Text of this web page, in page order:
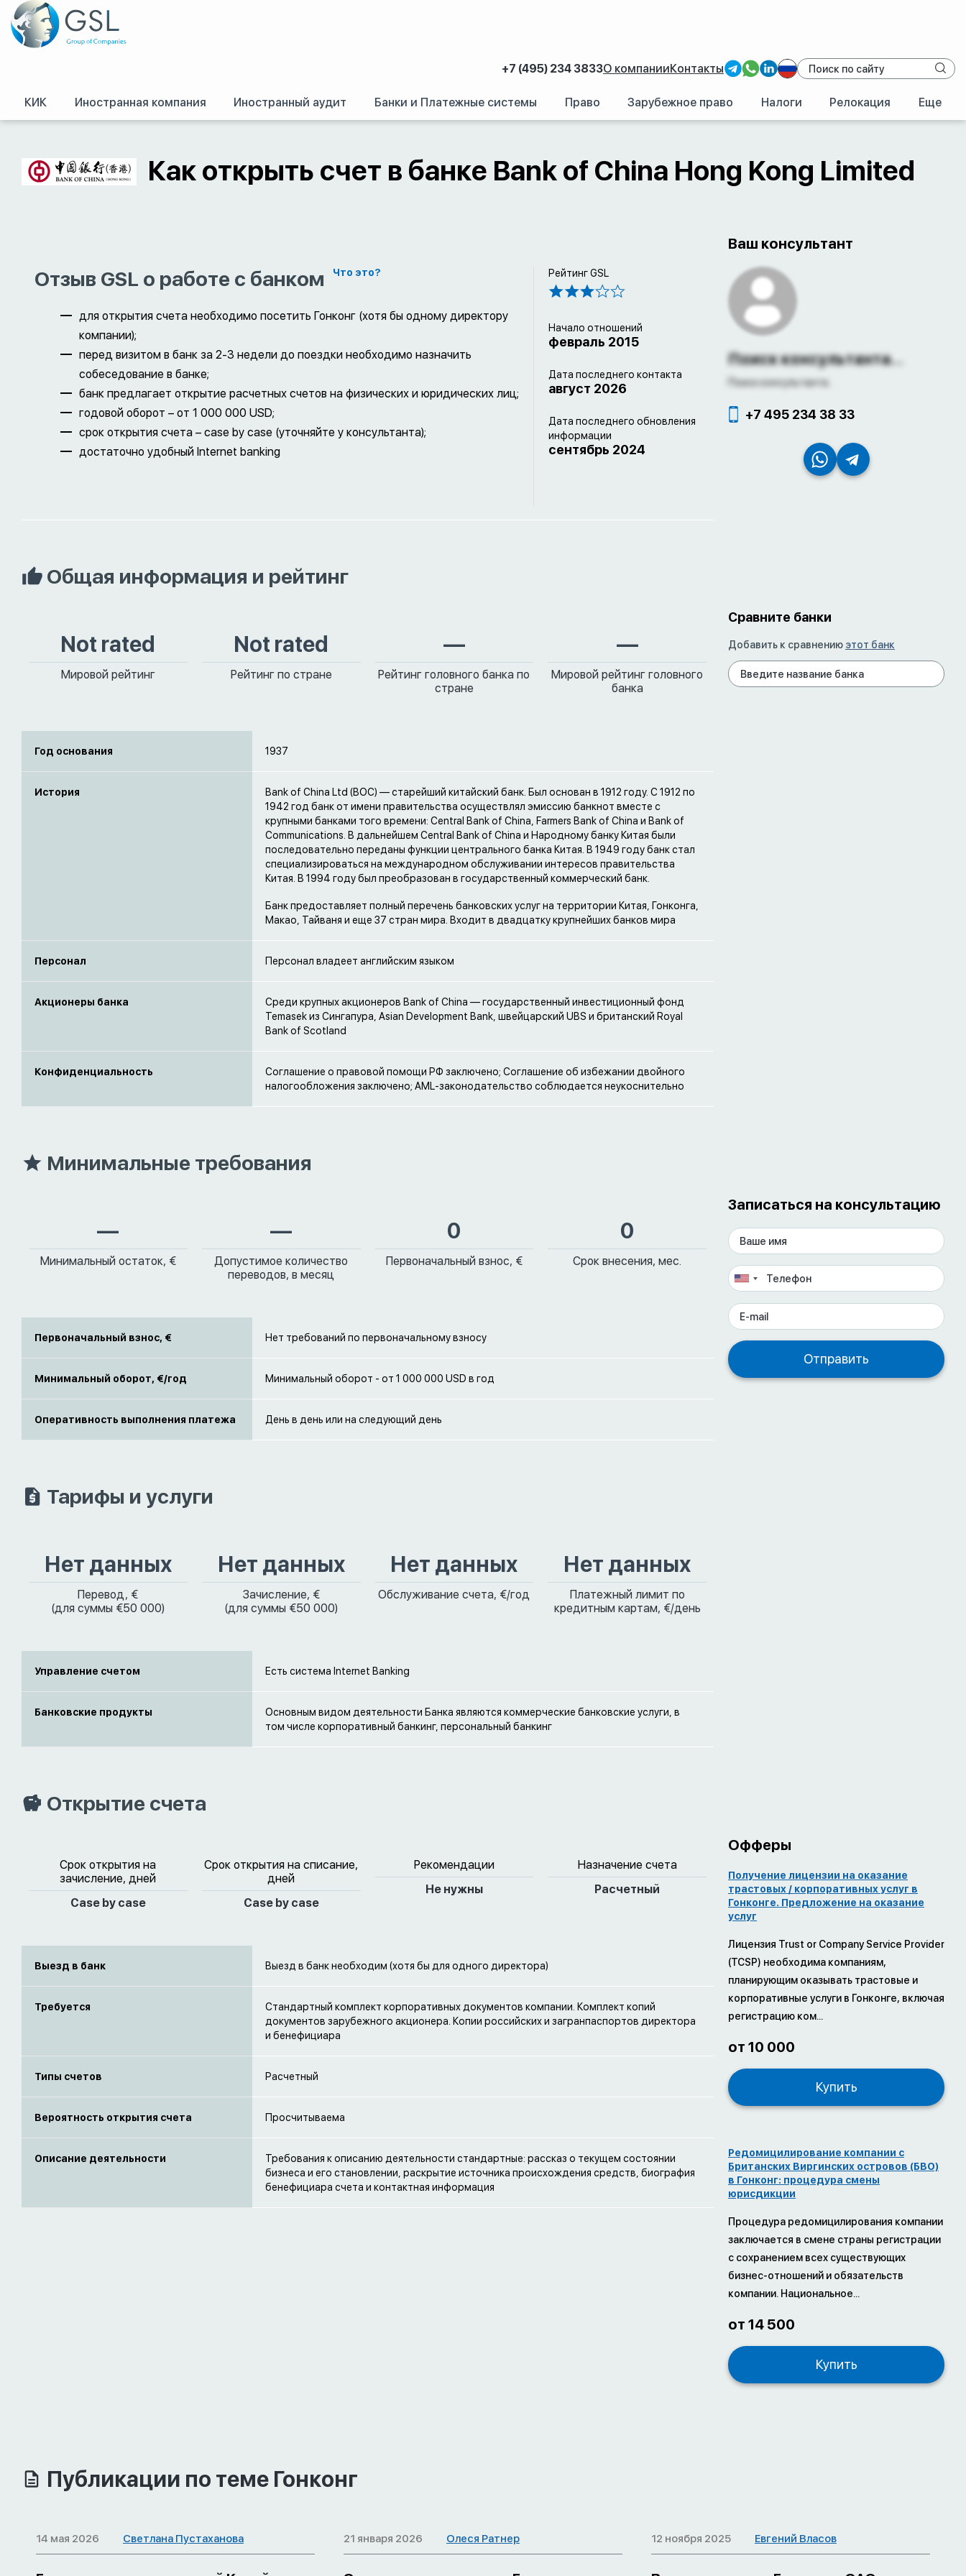
+7 (495) 234 3833О компанииКонтакты
КИК Иностранная компания Иностранный аудит Банки и Платежные системы Право Зарубежное право Налоги Релокация Еще
GSL/Оффшоры и международное право. Регистрация оффшорных компаний. Счет в иностранном банке: Как открыть банковский счет за рубежом/Гонконг/Bank of China Hong Kong Limited
Как открыть счет в банке Bank of China Hong Kong Limited
Отзыв GSL о работе с банком Что это?
для открытия счета необходимо посетить Гонконг (хотя бы одному директору
компании);
перед визитом в банк за 2-3 недели до поездки необходимо назначить
собеседование в банке;
банк предлагает открытие расчетных счетов на физических и юридических лиц;
годовой оборот – от 1 000 000 USD;
срок открытия счета – case by case (уточняйте у консультанта);
достаточно удобный Internet banking
Рейтинг GSL
Начало отношений
февраль 2015
Дата последнего контакта
август 2026
Дата последнего обновления
информации
сентябрь 2024
Ваш консультант
Поиск консультанта...
Поиск консультанта...
+7 495 234 38 33
Общая информация и рейтинг
Not rated
Мировой рейтинг
Not rated
Рейтинг по стране
—
Рейтинг головного банка по
стране
—
Мировой рейтинг головного
банка
Год основания 1937
История
Bank of China Ltd (BOC) — старейший китайский банк. Был основан в 1912 году. С 1912 по
1942 год банк от имени правительства осуществлял эмиссию банкнот вместе с
крупными банками того времени: Central Bank of China, Farmers Bank of China и Bank of
Communications. В дальнейшем Central Bank of China и Народному банку Китая были
последовательно переданы функции центрального банка Китая. В 1949 году банк стал
специализироваться на международном обслуживании интересов правительства
Китая. В 1994 году был преобразован в государственный коммерческий банк.
Банк предоставляет полный перечень банковских услуг на территории Китая, Гонконга,
Макао, Тайваня и еще 37 стран мира. Входит в двадцатку крупнейших банков мира
Персонал Персонал владеет английским языком
Акционеры банка
Среди крупных акционеров Bank of China — государственный инвестиционный фонд
Temasek из Сингапура, Asian Development Bank, швейцарский UBS и британский Royal
Bank of Scotland
Конфиденциальность
Соглашение о правовой помощи РФ заключено; Соглашение об избежании двойного
налогообложения заключено; AML-законодательство соблюдается неукоснительно
Сравните банки
Добавить к сравнению этот банк
Минимальные требования
—
Минимальный остаток, €
—
Допустимое количество
переводов, в месяц
0
Первоначальный взнос, €
0
Срок внесения, мес.
Первоначальный взнос, € Нет требований по первоначальному взносу
Минимальный оборот, €/год Минимальный оборот - от 1 000 000 USD в год
Оперативность выполнения платежа День в день или на следующий день
Записаться на консультацию
Тарифы и услуги
Нет данных
Перевод, €
(для суммы €50 000)
Нет данных
Зачисление, €
(для суммы €50 000)
Нет данных
Обслуживание счета, €/год
Нет данных
Платежный лимит по
кредитным картам, €/день
Управление счетом Есть система Internet Banking
Банковские продукты
Основным видом деятельности Банка являются коммерческие банковские услуги, в
том числе корпоративный банкинг, персональный банкинг
Открытие счета
Срок открытия на
зачисление, дней
Case by case
Срок открытия на списание,
дней
Case by case
Рекомендации
Не нужны
Назначение счета
Расчетный
Выезд в банк Выезд в банк необходим (хотя бы для одного директора)
Требуется
Стандартный комплект корпоративных документов компании. Комплект копий
документов зарубежного акционера. Копии российских и загранпаспортов директора
и бенефициара
Типы счетов Расчетный
Вероятность открытия счета Просчитываема
Описание деятельности
Требования к описанию деятельности стандартные: рассказ о текущем состоянии
бизнеса и его становлении, раскрытие источника происхождения средств, биография
бенефициара счета и контактная информация
Офферы
Получение лицензии на оказание
трастовых / корпоративных услуг в
Гонконге. Предложение на оказание
услуг
Лицензия Trust or Company Service Provider
(TCSP) необходима компаниям,
планирующим оказывать трастовые и
корпоративные услуги в Гонконге, включая
регистрацию ком...
от 10 000
Купить
Редомицилирование компании с
Британских Виргинских островов (БВО)
в Гонконг: процедура смены
юрисдикции
Процедура редомицилирования компании
заключается в смене страны регистрации
с сохранением всех существующих
бизнес-отношений и обязательств
компании. Национальное...
от 14 500
Купить
Публикации по теме Гонконг
14 мая 2026 Светлана Пустаханова 21 января 2026 Олеся Ратнер 12 ноября 2025 Евгений Власов